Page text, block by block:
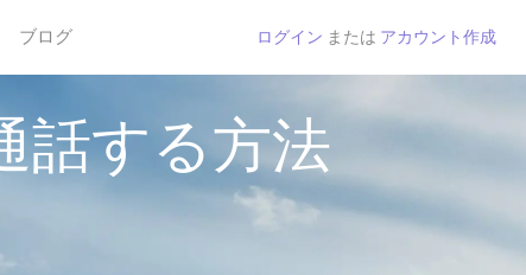
ブログ ログイン または アカウント作成
話する方法